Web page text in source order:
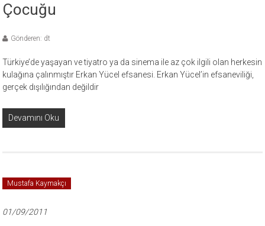
Çocuğu
Gönderen: dt
Türkiye’de yaşayan ve tiyatro ya da sinema ile az çok ilgili olan herkesin
kulağına çalınmıştır Erkan Yücel efsanesi. Erkan Yücel’in efsaneviliği,
gerçek dışılığından değildir
Devamını Oku
Mustafa Kaymakçı
01/09/2011